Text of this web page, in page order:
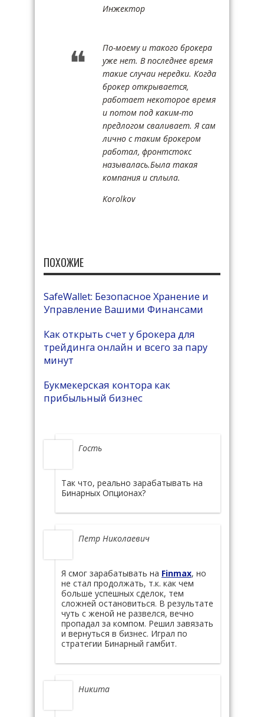
Инжектор
По-моему и такого брокера
уже нет. В последнее время
такие случаи нередки. Когда
брокер открывается,
работает некоторое время
и потом под каким-то
предлогом сваливает. Я сам
лично с таким брокером
работал, фронтстокс
называлась.Была такая
компания и сплыла.
Korolkov
ПОХОЖИЕ
SafeWallet: Безопасное Хранение и
Управление Вашими Финансами
Как открыть счет у брокера для
трейдинга онлайн и всего за пару
минут
Букмекерская контора как
прибыльный бизнес
Гость
Так что, реально зарабатывать на
Бинарных Опционах?
Петр Николаевич
Я смог зарабатывать на Finmax, но
не стал продолжать, т.к. как чем
больше успешных сделок, тем
сложней остановиться. В результате
чуть с женой не развелся, вечно
пропадал за компом. Решил завязать
и вернуться в бизнес. Играл по
стратегии Бинарный гамбит.
Никита